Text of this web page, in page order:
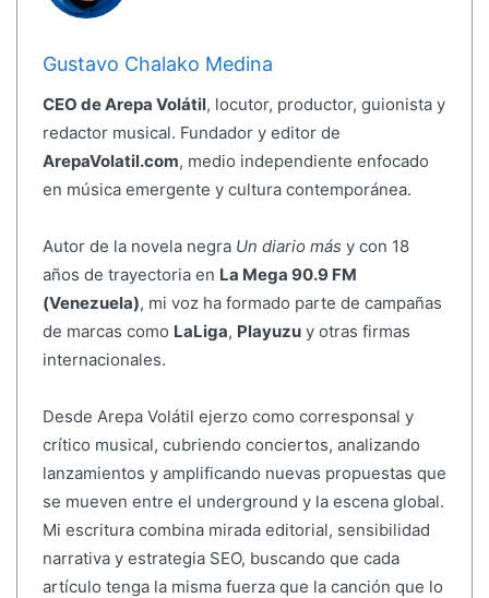
Gustavo Chalako Medina
CEO de Arepa Volátil, locutor, productor, guionista y
redactor musical. Fundador y editor de
ArepaVolatil.com, medio independiente enfocado
en música emergente y cultura contemporánea.
Autor de la novela negra Un diario más y con 18
años de trayectoria en La Mega 90.9 FM
(Venezuela), mi voz ha formado parte de campañas
de marcas como LaLiga, Playuzuy otras firmas
internacionales.
Desde Arepa Volátil ejerzo como corresponsal y
crítico musical, cubriendo conciertos, analizando
lanzamientos y amplificando nuevas propuestas que
se mueven entre el underground y la escena global.
Mi escritura combina mirada editorial, sensibilidad
narrativa y estrategia SEO, buscando que cada
artículo tenga la misma fuerza que la canción que lo